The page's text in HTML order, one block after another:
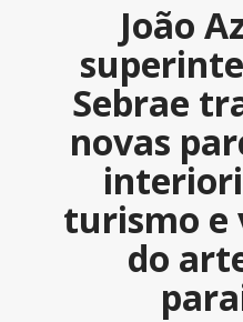
João
Sebrae
novas
turismo e
do